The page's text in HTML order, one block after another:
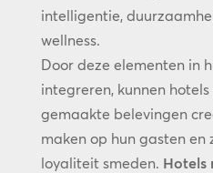
intelligentie,
wellness.
Door deze elementen in
integreren, kunnen
gemaakte belevingen
maken op hun gasten en
loyaliteit smeden. Hotels